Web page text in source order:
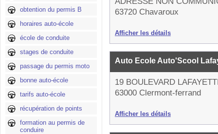
obtention du permis B
horaires auto-école
école de conduite
stages de conduite
passage du permis moto
bonne auto-école
tarifs auto-école
récupération de points
formation au permis de
conduire
63720 Chavaroux
Afficher les détails
Auto Ecole Auto'Scool
19 BOULEVARD
63000 Clermont-ferrand
Afficher les détails